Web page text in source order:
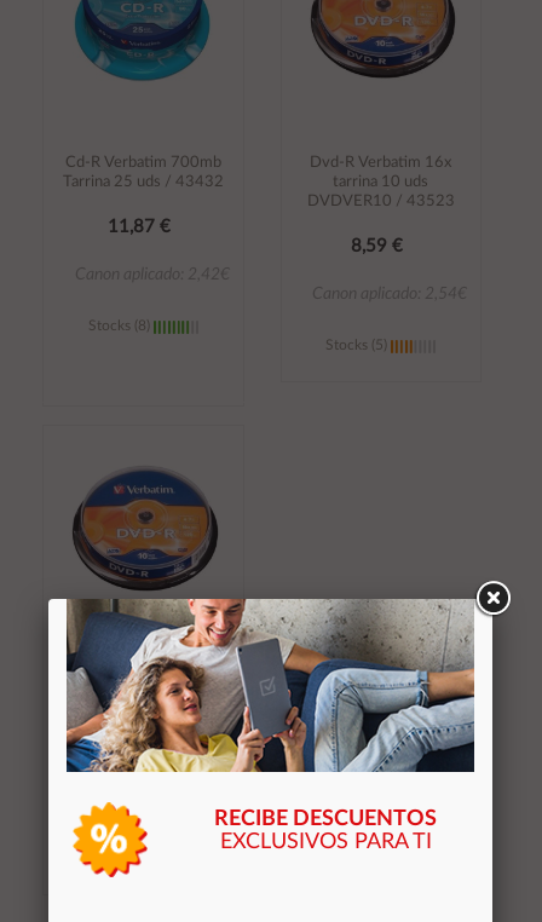
Cd-R Verbatim 700mb
Tarrina 25 uds / 43432
11,87 €
Canon aplicado: 2,42€
Stocks (8)
Dvd-R Verbatim 16x
tarrina 10 uds
DVDVER10 / 43523
8,59 €
Canon aplicado: 2,54€
Stocks (5)
Dvd+R Verbatim 16x
Tarrina 10 uds
DVDVER10+
8,59 €
Canon aplicado: 2,54€
Stocks (4)
RECIBE DESCUENTOS
EXCLUSIVOS PARA TI